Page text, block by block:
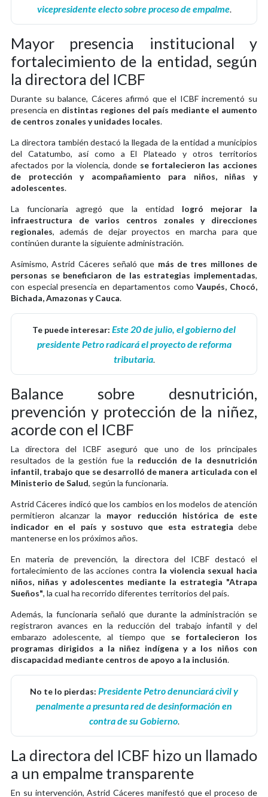
vicepresidente electo sobre proceso de empalme.
Mayor presencia institucional y
fortalecimiento de la entidad, según
la directora del ICBF
Durante su balance, Cáceres afirmó que el ICBF incrementó su
presencia en distintas regiones del país mediante el aumento
de centros zonales y unidades locales.
La directora también destacó la llegada de la entidad a municipios
del Catatumbo, así como a El Plateado y otros territorios
afectados por la violencia, donde se fortalecieron las acciones
de protección y acompañamiento para niños, niñas y
adolescentes.
La funcionaria agregó que la entidad logró mejorar la
infraestructura de varios centros zonales y direcciones
regionales, además de dejar proyectos en marcha para que
continúen durante la siguiente administración.
Asimismo, Astrid Cáceres señaló que más de tres millones de
personas se beneficiaron de las estrategias implementadas,
con especial presencia en departamentos como Vaupés, Chocó,
Bichada, Amazonas y Cauca.
Te puede interesar: Este 20 de julio, el gobierno del
presidente Petro radicará el proyecto de reforma
tributaria.
Balance sobre desnutrición,
prevención y protección de la niñez,
acorde con el ICBF
La directora del ICBF aseguró que uno de los principales
resultados de la gestión fue la reducción de la desnutrición
infantil, trabajo que se desarrolló de manera articulada con el
Ministerio de Salud, según la funcionaria.
Astrid Cáceres indicó que los cambios en los modelos de atención
permitieron alcanzar la mayor reducción histórica de este
indicador en el país y sostuvo que esta estrategia debe
mantenerse en los próximos años.
En materia de prevención, la directora del ICBF destacó el
fortalecimiento de las acciones contra la violencia sexual hacia
niños, niñas y adolescentes mediante la estrategia "Atrapa
Sueños", la cual ha recorrido diferentes territorios del país.
Además, la funcionaria señaló que durante la administración se
registraron avances en la reducción del trabajo infantil y del
embarazo adolescente, al tiempo que se fortalecieron los
programas dirigidos a la niñez indígena y a los niños con
discapacidad mediante centros de apoyo a la inclusión.
No te lo pierdas: Presidente Petro denunciará civil y
penalmente a presunta red de desinformación en
contra de su Gobierno.
La directora del ICBF hizo un llamado
a un empalme transparente
En su intervención, Astrid Cáceres manifestó que el proceso de